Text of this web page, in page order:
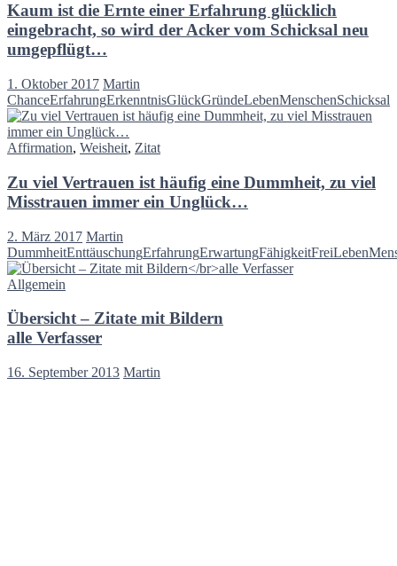
Kaum ist die Ernte einer Erfahrung glücklich
eingebracht, so wird der Acker vom Schicksal neu
umgepflügt…
1. Oktober 2017 Martin
ChanceErfahrungErkenntnisGlückGründeLebenMenschenSchicksal
Affirmation, Weisheit, Zitat
Zu viel Vertrauen ist häufig eine Dummheit, zu viel
Misstrauen immer ein Unglück…
2. März 2017 Martin
DummheitEnttäuschungErfahrungErwartungFähigkeitFreiLeben
Allgemein
Übersicht – Zitate mit Bildern
alle Verfasser
16. September 2013 Martin